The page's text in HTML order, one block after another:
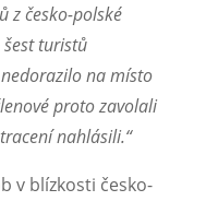
z česko-polské
turistů
na místo
proto zavolali
nahlásili.“
v blízkosti česko-